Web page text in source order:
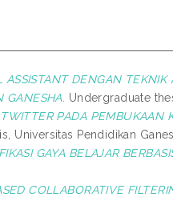
DENGAN TEKNIK
GANESHA. Undergraduate
PADA PEMBUKAAN
Universitas Pendidikan
GAYA BELAJAR
COLLABORATIVE